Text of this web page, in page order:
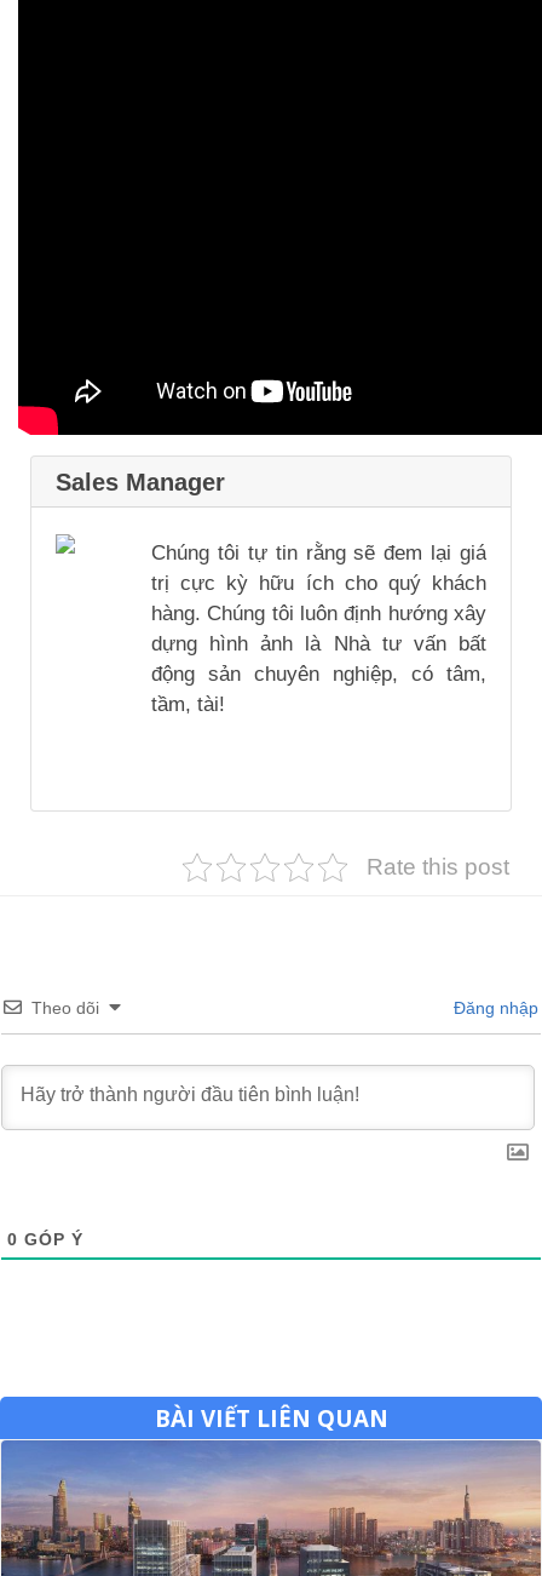
Sales Manager
Chúng tôi tự tin rằng sẽ đem lại giá
trị cực kỳ hữu ích cho quý khách
hàng. Chúng tôi luôn định hướng xây
dựng hình ảnh là Nhà tư vấn bất
động sản chuyên nghiệp, có tâm,
tầm, tài!
Rate this post
Theo dõi Đăng nhập
0 GÓP Ý
BÀI VIẾT LIÊN QUAN